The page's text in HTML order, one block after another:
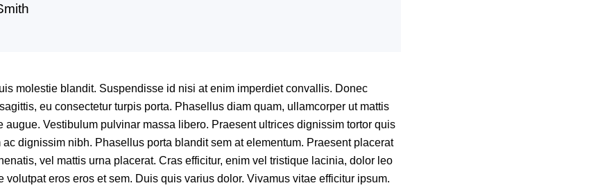
molestie blandit. Suspendisse id nisi at enim imperdiet convallis. Donec
eu consectetur turpis porta. Phasellus diam quam, ullamcorper ut mattis
augue. Vestibulum pulvinar massa libero. Praesent ultrices dignissim tortor quis
dignissim nibh. Phasellus porta blandit sem at elementum. Praesent placerat
vel mattis urna placerat. Cras efficitur, enim vel tristique lacinia, dolor leo
volutpat eros eros et sem. Duis quis varius dolor. Vivamus vitae efficitur ipsum.